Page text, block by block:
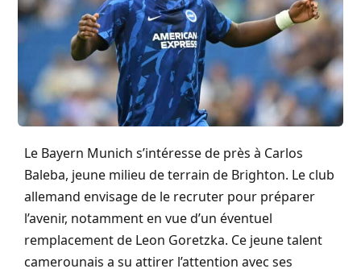
Le Bayern Munich s’intéresse de près à Carlos
Baleba, jeune milieu de terrain de Brighton. Le club
allemand envisage de le recruter pour préparer
l’avenir, notamment en vue d’un éventuel
remplacement de Leon Goretzka. Ce jeune talent
camerounais a su attirer l’attention avec ses